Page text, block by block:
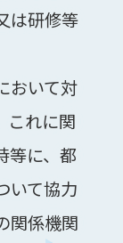
は研修等
おいて対
これに関
等に、都
いて協力
関係機関